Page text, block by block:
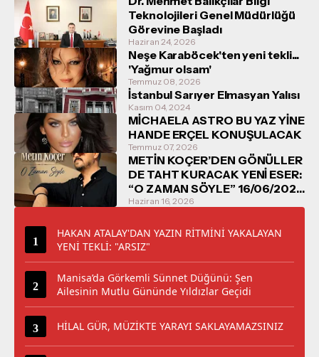
Teknolojileri Genel Müdürlüğü
Görevine Başladı
Haziran 24, 2026
Neşe Karaböcek'ten yeni tekli...
'Yağmur olsam'
Temmuz 08, 2026
İstanbul Sarıyer Elmasyan Yalısı
Kasım 04, 2024
MİCHAELA ASTRO BU YAZ YİNE
HANDE ERÇEL KONUŞULACAK
Temmuz 07, 2026
METİN KOÇER’DEN GÖNÜLLER
DE TAHT KURACAK YENİ ESER:
“O ZAMAN SÖYLE” 16/06/2026
TARİHİNDE DİNLEYİCİYLE
Haziran 16, 2026
HAKAN ATALAY'DAN YAZIN RİTMİNİ YAKALAYAN
YENİ TEKLİ: "ARSIZ"
Manisa’da Görkemli Sünnet Düğünü: Şen
Ailesinin Mutlu Gününde Yıldızlar Geçidi
HİLAL GÜR, MÜZİKTE YARAYI SAKLAYAMAZSINIZ